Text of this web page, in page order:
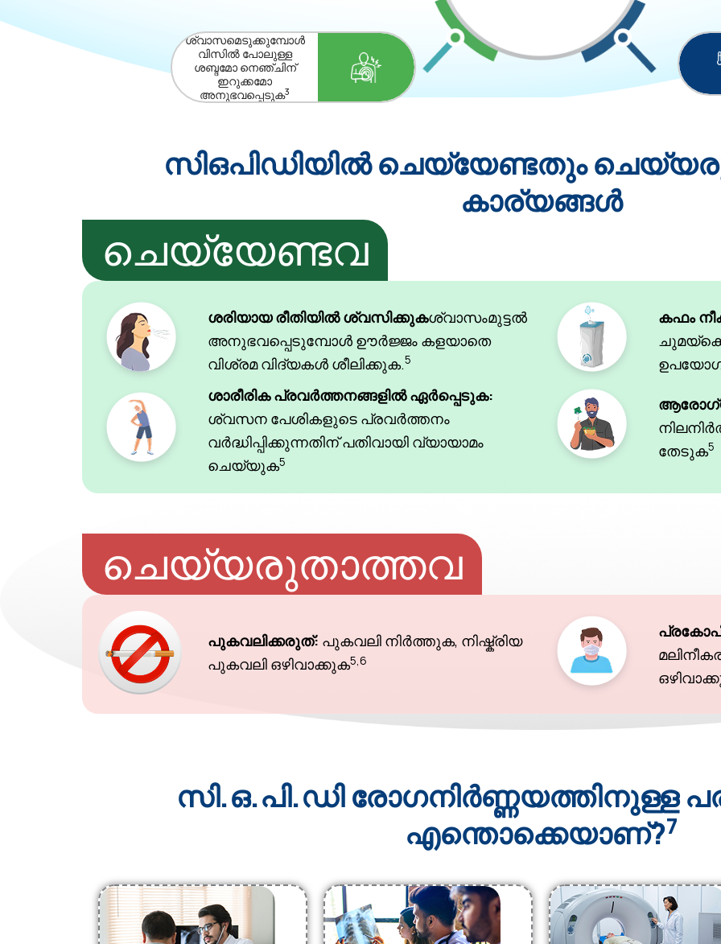
ശ്വാസമെടുക്കുമ്പോൾ
വിസിൽ പോലുള്ള
ശബ്ദമോ നെഞ്ചിന്
ഇറുക്കമോ
അനുഭവപ്പെടുക3
സി‌ഒ‌പി‌ഡിയിൽ ചെയ്യേണ്ടതും
കാര്യങ്ങൾ
ചെയ്യേണ്ടവ
ശരിയായ രീതിയിൽ ശ്വസിക്കുകശ്വാസംമുട്ടൽ
അനുഭവപ്പെടുമ്പോൾ ഊർജ്ജം കളയാതെ
വിശ്രമ വിദ്യകൾ ശീലിക്കുക.5
ശാരീരിക പ്രവർത്തനങ്ങളിൽ ഏർപ്പെടുക:
ശ്വസന പേശികളുടെ പ്രവർത്തനം
വർദ്ധിപ്പിക്കുന്നതിന് പതിവായി വ്യായാമം
ചെയ്യുക5
കഫം
തേടുക5
ചെയ്യരുതാത്തവ
പുകവലിക്കരുത്: പുകവലി നിർത്തുക, നിഷ്ക്രിയ
പുകവലി ഒഴിവാക്കുക5,6
സി.ഒ.പി.ഡി രോഗനിർണ്ണയത്തിനുള്ള
എന്തൊക്കെയാണ്?7